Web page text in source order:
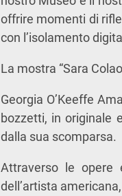
offrire momenti di
con l’isolamento
La mostra “Sara
Georgia O’Keeffe
bozzetti, in originale
dalla sua scomparsa.
Attraverso le opere
dell’artista